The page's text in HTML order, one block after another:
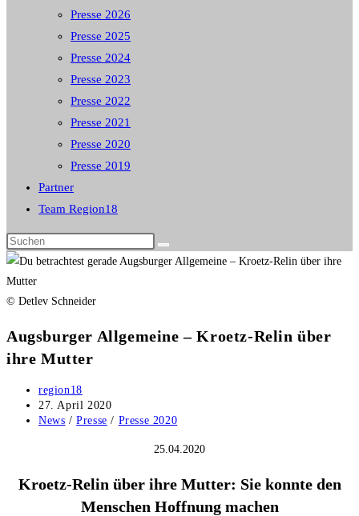
Presse 2026
Presse 2025
Presse 2024
Presse 2023
Presse 2022
Presse 2021
Presse 2020
Presse 2019
Partner
Team Region18
Diese
Website
durchsuchen
© Detlev Schneider
Augsburger Allgemeine – Kroetz-Relin über
ihre Mutter
Beitrags-
Autor:
region18
Beitrag
veröffentlicht:
27. April 2020
Beitrags-
News / Presse / Presse 2020
25.04.2020
Kroetz-Relin über ihre Mutter: Sie konnte den
Menschen Hoffnung machen